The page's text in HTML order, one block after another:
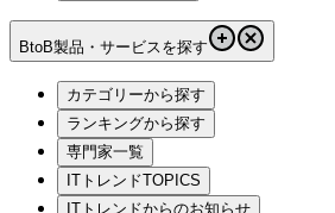
BtoB製品・サービスを探す
カテゴリーから探す
ランキングから探す
専門家一覧
ITトレンドTOPICS
ITトレンドからのお知らせ